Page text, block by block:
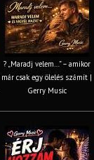
? „Maradj velem…” – amikor
már csak egy ölelés számít |
Gerry Music